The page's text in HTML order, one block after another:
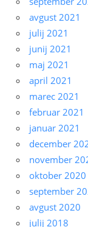
avgust 2021
julij 2021
junij 2021
maj 2021
april 2021
marec 2021
februar 2021
januar 2021
december
november
oktober 2020
september
avgust 2020
julij 2018